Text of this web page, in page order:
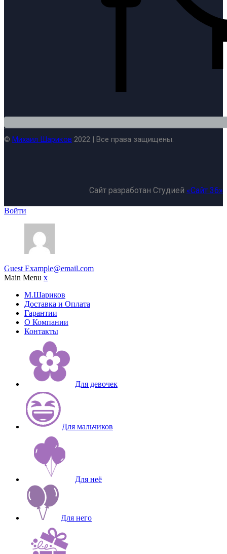
© Михаил Шариков 2022 | Все права защищены.
Сайт разработан Студией «Сайт 36»
Войти
Guest Example@email.com
Main Menu x
М.Шариков
Доставка и Оплата
Гарантии
О Компании
Контакты
Для девочек
Для мальчиков
Для неё
Для него